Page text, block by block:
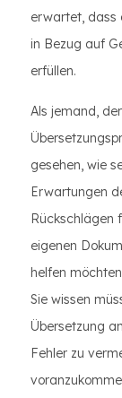
erwartet, dass
in Bezug auf
erfüllen.
Als jemand,
gesehen, wie
Erwartungen
Rückschlägen
eigenen
helfen
Sie wissen
Übersetzung
Fehler zu